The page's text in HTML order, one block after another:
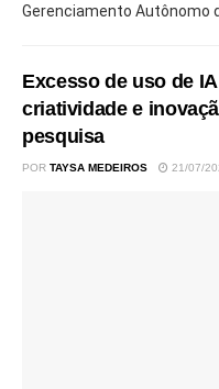
Gerenciamento Autônomo
Excesso de uso de
criatividade e
pesquisa
POR TAYSA MEDEIROS 21/07/